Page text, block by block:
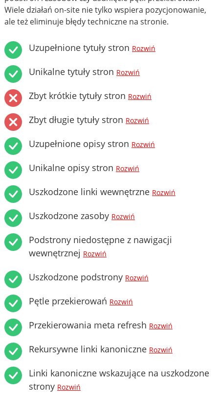
Wiele działań on-site nie tylko wspiera pozycjonowanie,
ale też eliminuje błędy techniczne na stronie.
Uzupełnione tytuły stron Rozwiń
Unikalne tytuły stron Rozwiń
Zbyt krótkie tytuły stron Rozwiń
Zbyt długie tytuły stron Rozwiń
Uzupełnione opisy stron Rozwiń
Unikalne opisy stron Rozwiń
Uszkodzone linki wewnętrzne Rozwiń
Uszkodzone zasoby Rozwiń
Podstrony niedostępne z nawigacji
wewnętrznej Rozwiń
Uszkodzone podstrony Rozwiń
Pętle przekierowań Rozwiń
Przekierowania meta refresh Rozwiń
Rekursywne linki kanoniczne Rozwiń
Linki kanoniczne wskazujące na uszkodzone
strony Rozwiń